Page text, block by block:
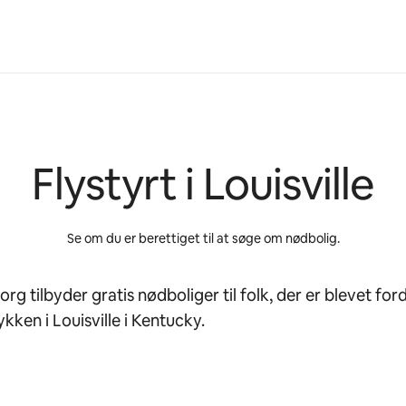
Flystyrt i Louisville
Se om du er berettiget til at søge om nødbolig.
tilbyder gratis nødboliger til folk, der er blevet
i Louisville i Kentucky.